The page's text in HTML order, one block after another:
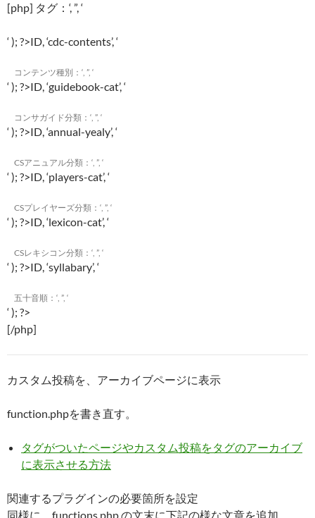
[php] タグ： ‘, ”, ‘
‘ ); ?>ID, ‘cdc-contents’, ‘
コンテンツ種別： ‘, ”, ‘
‘ ); ?>ID, ‘guidebook-cat’, ‘
コンサガイド分類： ‘, ”, ‘
‘ ); ?>ID, ‘annual-yealy’, ‘
CSアニュアル分類： ‘, ”, ‘
‘ ); ?>ID, ‘players-cat’, ‘
CSプレイヤーズ分類： ‘, ”, ‘
‘ ); ?>ID, ‘lexicon-cat’, ‘
CSレキシコン分類： ‘, ”, ‘
‘ ); ?>ID, ‘syllabary’, ‘
五十音順： ‘, ”, ‘
‘ ); ?>
[/php]
カスタム投稿を、アーカイブページに表示
function.phpを書き直す。
タグがついたページやカスタム投稿をタグのアーカイブ
に表示させる方法
関連するプラグインの必要箇所を設定
同様に、functions.php の文末に下記の様な文章を追加。